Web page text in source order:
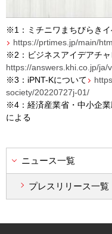
※1 ：ミチニワまちびらき
https://prtimes.jp/main/
※2 ：ビジネスアイデアチ
https://answers.khi.co.jp/ja/
※3 ： iPNT-Kについて
society/20220727j-01/
※4 ：経済産業省・中小企
による
ニュース一覧
プレスリリース一覧